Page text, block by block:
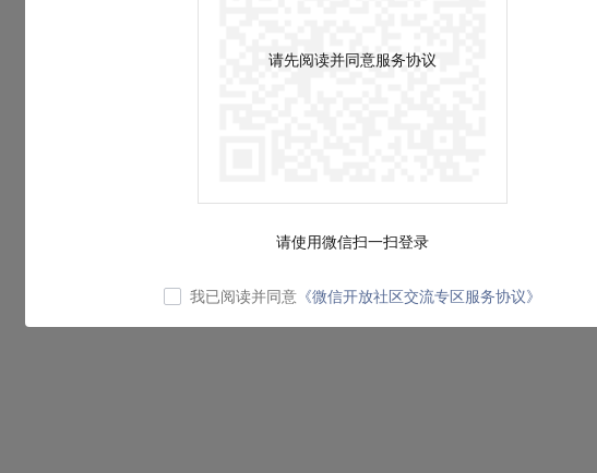
请先阅读并同意服务协议
请使用微信扫一扫登录
我已阅读并同意 《微信开放社区交流专区服务协议》